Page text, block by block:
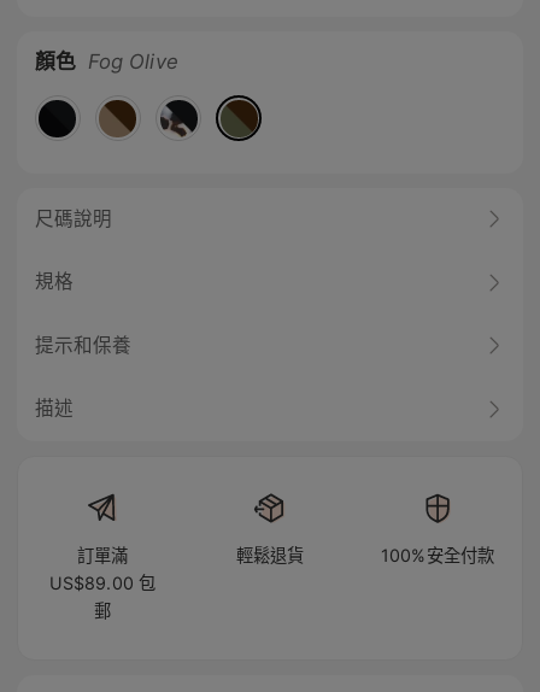
顏色 Fog Olive
尺碼說明
規格
提示和保養
描述
訂單滿
US$89.00 包
郵
輕鬆退貨 100%安全付款